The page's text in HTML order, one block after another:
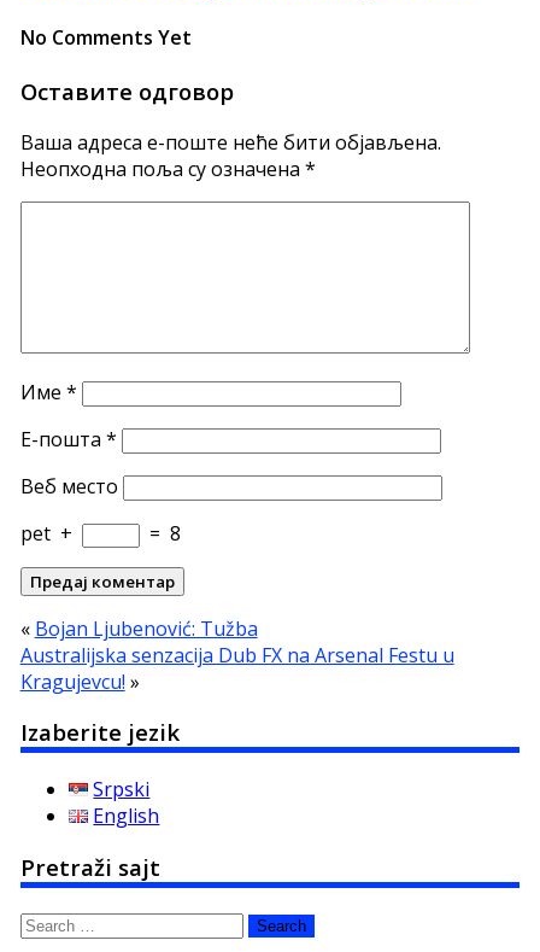
No Comments Yet
Оставите одговор
Ваша адреса е-поште неће бити објављена.
Неопходна поља су означена *
Име *
Е-пошта *
Веб место
pet + = 8
« Bojan Ljubenović: Tužba
Australijska senzacija Dub FX na Arsenal Festu u
Kragujevcu! »
Izaberite jezik
Srpski
English
Pretraži sajt
Search